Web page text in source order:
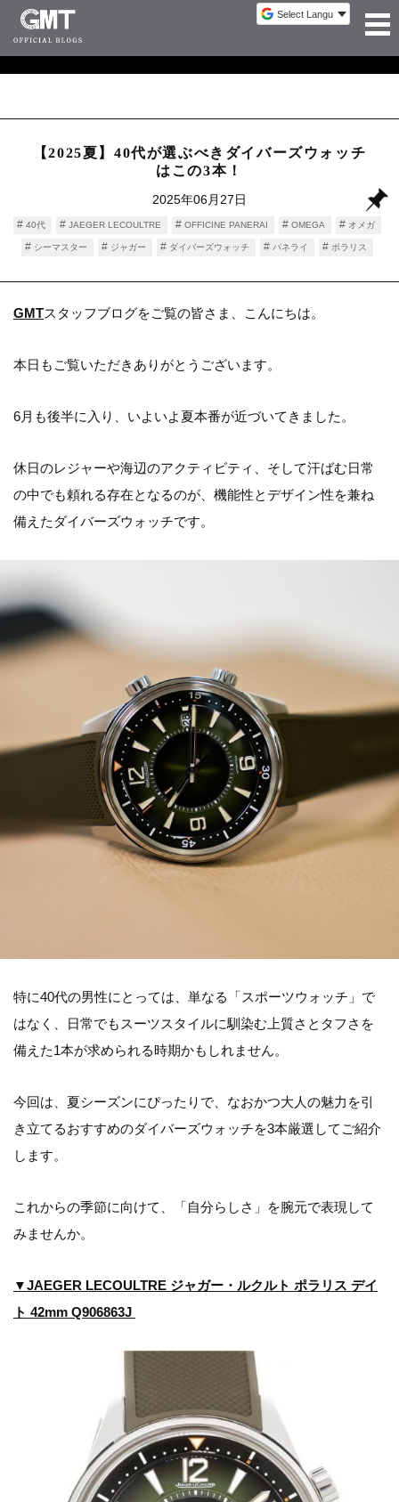
【2025夏】40代が選ぶべきダイバーズウォッチ
はこの3本！
2025年06月27日
40代 JAEGER LECOULTRE OFFICINE PANERAI OMEGA オメガ
シーマスター ジャガー ダイバーズウォッチ パネライ ポラリス
GMTスタッフブログをご覧の皆さま、こんにちは。
本日もご覧いただきありがとうございます。
6月も後半に入り、いよいよ夏本番が近づいてきました。
休日のレジャーや海辺のアクティビティ、そして汗ばむ日常
の中でも頼れる存在となるのが、機能性とデザイン性を兼ね
備えたダイバーズウォッチです。
特に40代の男性にとっては、単なる「スポーツウォッチ」で
はなく、日常でもスーツスタイルに馴染む上質さとタフさを
備えた1本が求められる時期かもしれません。
今回は、夏シーズンにぴったりで、なおかつ大人の魅力を引
き立てるおすすめのダイバーズウォッチを3本厳選してご紹介
します。
これからの季節に向けて、「自分らしさ」を腕元で表現して
みませんか。
▼JAEGER LECOULTRE ジャガー・ルクルト ポラリス デイ
ト 42mm Q906863J